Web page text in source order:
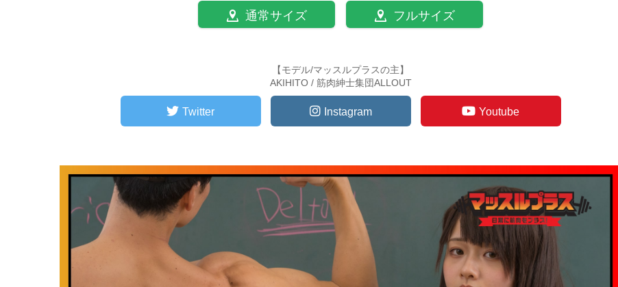
通常サイズ フルサイズ
【モデル/マッスルプラスの主】
AKIHITO / 筋肉紳士集団ALLOUT
Twitter Instagram Youtube